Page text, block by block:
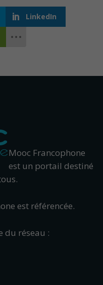
LinkedIn
Mooc Francophone
est un portail destiné
est référencée.
du réseau :